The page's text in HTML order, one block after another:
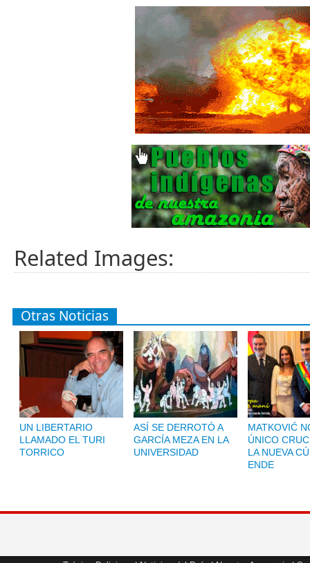
Related Images:
Otras Noticias
UN LIBERTARIO
LLAMADO EL TURI
TORRICO
ASÍ SE DERROTÓ A
GARCÍA MEZA EN LA
UNIVERSIDAD
MATKOVIĆ
ÚNICO
LA NUEVA
ENDE